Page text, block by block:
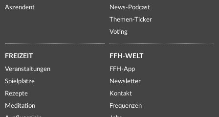
Aszendent
News-Podcast
Themen-Ticker
Voting
FREIZEIT
Veranstaltungen
Spielplätze
Rezepte
Meditation
FFH-WELT
FFH-App
Newsletter
Kontakt
Frequenzen